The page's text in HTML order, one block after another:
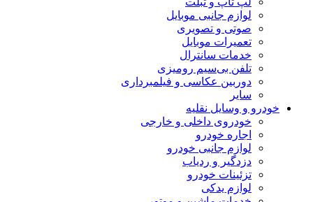
لوازم جانبی موبایل
صوتی و تصویری
تعمیرات موبایل
خدمات سانترال
تلفن بی‌سیم رومیزی
دوربین عکاسی و فیلمبرداری
سایر
خودرو و وسایل نقلیه
خودروی داخلی و خارجی
اجاره خودرو
لوازم جانبی خودرو
دزدگیر و ردیاب
تزئینات خودرو
لوازم یدکی